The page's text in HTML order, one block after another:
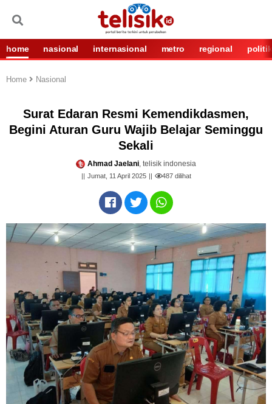
home nasional internasional metro regional politik
Home Nasional
Surat Edaran Resmi Kemendikdasmen,
Begini Aturan Guru Wajib Belajar Seminggu
Sekali
Ahmad Jaelani, telisik indonesia
Jumat, 11 April 2025 487dilihat